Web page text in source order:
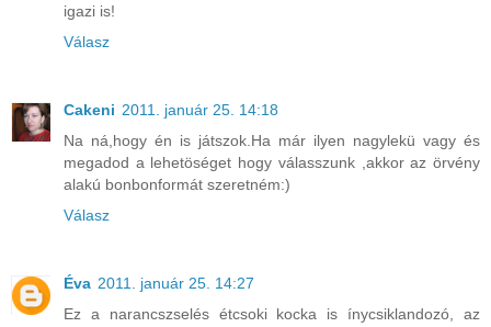
igazi is!
Válasz
Cakeni 2011. január 25. 14:18
Na ná,hogy én is játszok.Ha már ilyen nagylekü vagy és
megadod a lehetöséget hogy válasszunk ,akkor az örvény
alakú bonbonformát szeretném:)
Válasz
Éva 2011. január 25. 14:27
Ez a narancszselés étcsoki kocka is ínycsiklandozó, az